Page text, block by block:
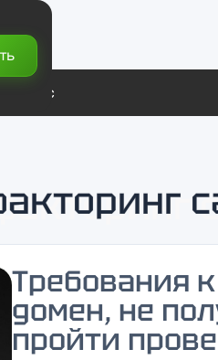
О нас
Требования
домен, не
пройти